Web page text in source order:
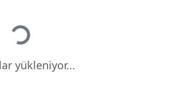
yükleniyor...